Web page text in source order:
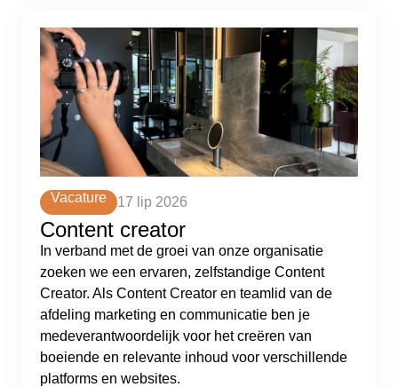
Vacature 17 lip 2026
Content creator
In verband met de groei van onze organisatie
zoeken we een ervaren, zelfstandige Content
Creator. Als Content Creator en teamlid van de
afdeling marketing en communicatie ben je
medeverantwoordelijk voor het creëren van
boeiende en relevante inhoud voor verschillende
platforms en websites.